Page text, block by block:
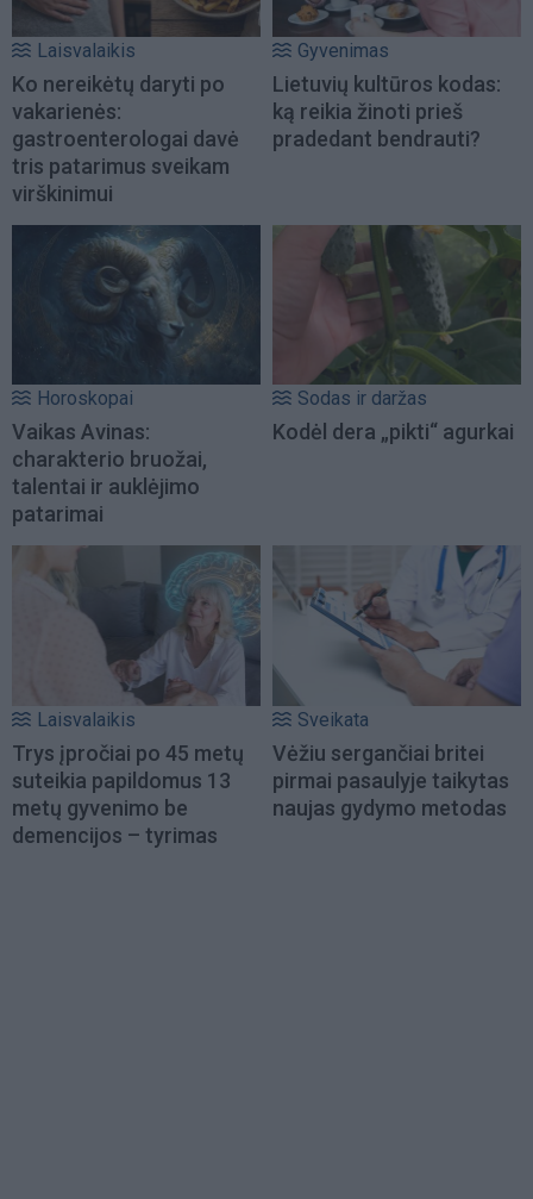
Laisvalaikis
Ko nereikėtų daryti po
vakarienės:
gastroenterologai davė
tris patarimus sveikam
virškinimui
Gyvenimas
Lietuvių kultūros kodas:
ką reikia žinoti prieš
pradedant bendrauti?
Horoskopai
Vaikas Avinas:
charakterio bruožai,
talentai ir auklėjimo
patarimai
Sodas ir daržas
Kodėl dera „pikti“ agurkai
Laisvalaikis
Trys įpročiai po 45 metų
suteikia papildomus 13
metų gyvenimo be
demencijos – tyrimas
Sveikata
Vėžiu sergančiai britei
pirmai pasaulyje taikytas
naujas gydymo metodas